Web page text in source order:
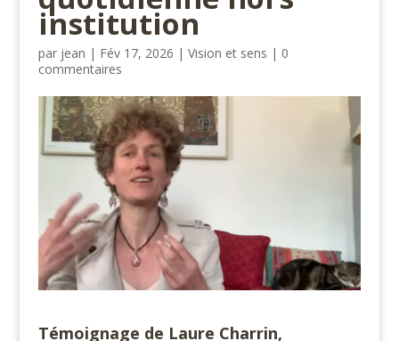
institution
par jean | Fév 17, 2026 | Vision et sens | 0
commentaires
Témoignage de Laure Charrin,